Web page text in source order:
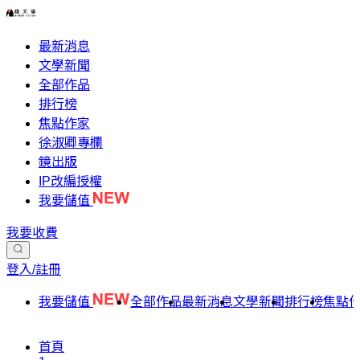
最新消息
文學新聞
全部作品
排行榜
焦點作家
徐淑卿專欄
鏡出版
IP改編授權
我要儲值
我要收費
登入/註冊
我要儲值 全部作品最新消息文學新聞排行榜焦點
首頁